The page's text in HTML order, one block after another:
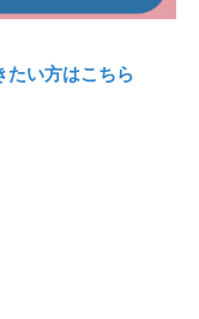
たい方はこちら